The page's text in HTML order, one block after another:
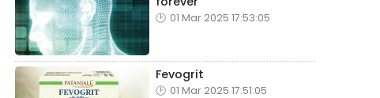
01 Mar 2025 17:53:05
Fevogrit
01 Mar 2025 17:51:05